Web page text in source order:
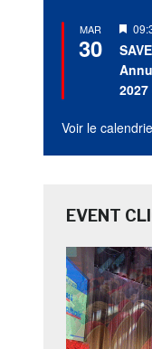
MAR
30
Mis
en
Voir le
EVENT